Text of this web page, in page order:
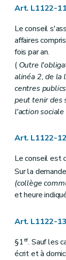
Titre
Art. L1122-
Le conseil
affaires
fois par an.
( Outre
alinéa 2, de la
centres
peut tenir des
l'action sociale
Art. L1122-
Le conseil est
Sur la
(collège
et heure
Art. L1122-
§1er. Sauf les
écrit et à